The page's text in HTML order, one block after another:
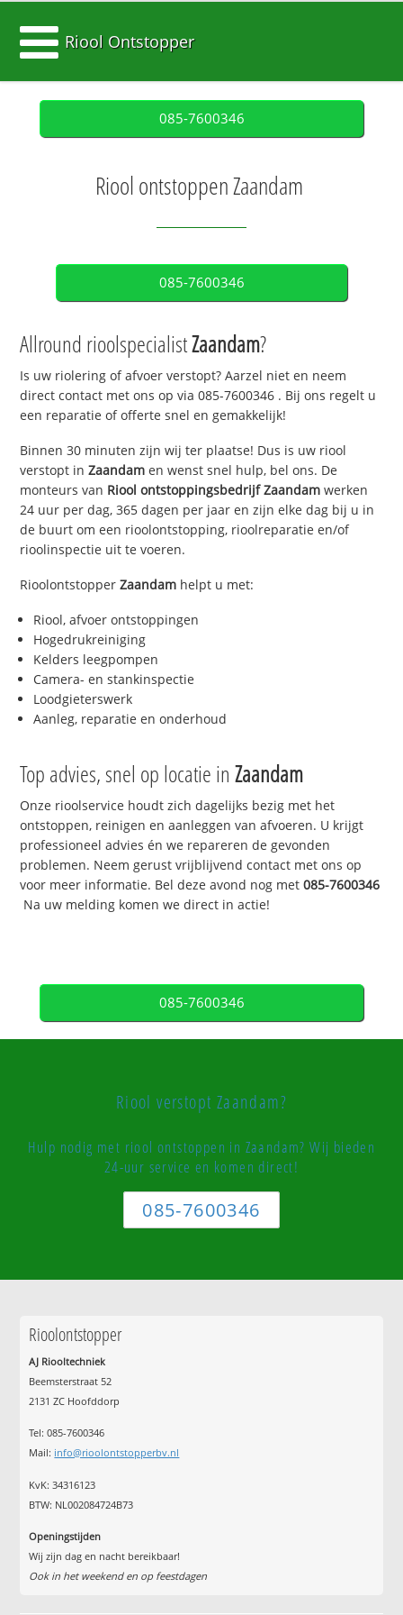
Riool Ontstopper
085-7600346
Riool ontstoppen Zaandam
085-7600346
Allround rioolspecialistZaandam?
Is uw riolering of afvoer verstopt? Aarzel niet en neem
direct contact met ons op via085-7600346 . Bij ons regelt u
een reparatie of offerte snel en gemakkelijk!
Binnen 30 minuten zijn wij ter plaatse! Dus is uw riool
verstopt inZaandam en wenst snel hulp, bel ons. De
monteurs van Riool ontstoppingsbedrijfZaandam werken
24 uur per dag, 365 dagen per jaar en zijn elke dag bij u in
de buurt om een rioolontstopping, rioolreparatie en/of
rioolinspectie uit te voeren.
RioolontstopperZaandam helpt u met:
Riool, afvoer ontstoppingen
Hogedrukreiniging
Kelders leegpompen
Camera- en stankinspectie
Loodgieterswerk
Aanleg, reparatie en onderhoud
Top advies, snel op locatie inZaandam
Onze rioolservice houdt zich dagelijks bezig met het
ontstoppen, reinigen en aanleggen van afvoeren. U krijgt
professioneel advies én we repareren de gevonden
problemen. Neem gerust vrijblijvend contact met ons op
voor meer informatie. Bel deze avond nog met085-7600346
Na uw melding komen we direct in actie!
085-7600346
Riool verstopt Zaandam?
Hulp nodig met riool ontstoppen in Zaandam? Wij bieden
24-uur service en komen direct!
085-7600346
Rioolontstopper
AJ Riooltechniek
Beemsterstraat 52
2131 ZC Hoofddorp
Tel:085-7600346
Mail: info@rioolontstopperbv.nl
KvK: 34316123
BTW: NL002084724B73
Openingstijden
Wij zijn dag en nacht bereikbaar!
Ook in het weekend en op feestdagen